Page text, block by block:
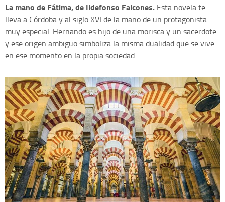
La mano de Fátima, de Ildefonso Falcones. Esta novela te
lleva a Córdoba y al siglo XVI de la mano de un protagonista
muy especial. Hernando es hijo de una morisca y un sacerdote
y ese origen ambiguo simboliza la misma dualidad que se vive
en ese momento en la propia sociedad.